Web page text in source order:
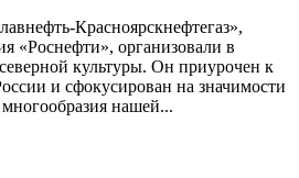
Красноярскнефтегаз»,
«Роснефти», организовали в
культуры. Он приурочен к
и сфокусирован на значимости
нашей...